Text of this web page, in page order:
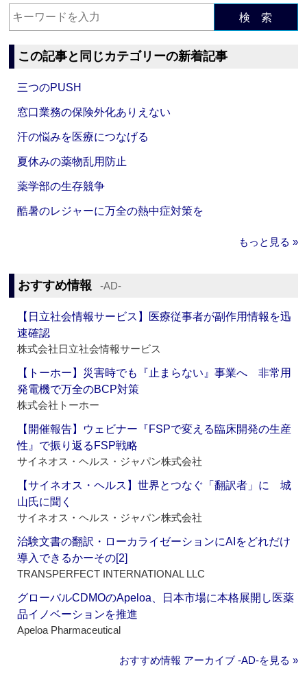
検 索
この記事と同じカテゴリーの新着記事
三つのPUSH
窓口業務の保険外化ありえない
汗の悩みを医療につなげる
夏休みの薬物乱用防止
薬学部の生存競争
酷暑のレジャーに万全の熱中症対策を
もっと見る »
おすすめ情報 ‐AD‐
【日立社会情報サービス】医療従事者が副作用情報を迅
速確認
株式会社日立社会情報サービス
【トーホー】災害時でも『止まらない』事業へ 非常用
発電機で万全のBCP対策
株式会社トーホー
【開催報告】ウェビナー『FSPで変える臨床開発の生産
性』で振り返るFSP戦略
サイネオス・ヘルス・ジャパン株式会社
【サイネオス・ヘルス】世界とつなぐ「翻訳者」に 城
山氏に聞く
サイネオス・ヘルス・ジャパン株式会社
治験文書の翻訳・ローカライゼーションにAIをどれだけ
導入できるかーその[2]
TRANSPERFECT INTERNATIONAL LLC
グローバルCDMOのApeloa、日本市場に本格展開し医薬
品イノベーションを推進
Apeloa Pharmaceutical
おすすめ情報 アーカイブ ‐AD‐を見る »